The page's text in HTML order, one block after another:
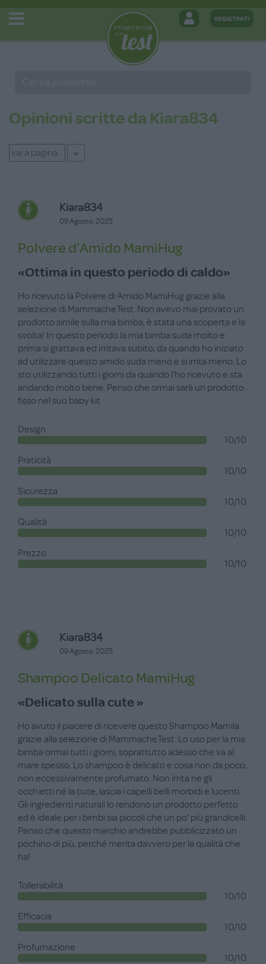
Opinioni scritte da Kiara834
Kiara834
09 Agosto, 2025
Polvere d’Amido MamiHug
«Ottima in questo periodo di caldo»
Ho ricevuto la Polvere di Amido MamiHug grazie alla
selezione di MammacheTest. Non avevo mai provato un
prodotto simile sulla mia bimba, è stata una scoperta e la
svolta! In questo periodo la mia bimba suda molto e
prima si grattava ed irritava subito, da quando ho iniziato
ad utilizzare questo amido suda meno e si irrita meno. Lo
sto utilizzando tutti i giorni da quando l'ho ricevuto e sta
andando molto bene. Penso che ormai sarà un prodotto
fisso nel suo baby kit
Design
10/10
Praticità
10/10
Sicurezza
10/10
Qualità
10/10
Prezzo
10/10
Kiara834
09 Agosto, 2025
Shampoo Delicato MamiHug
«Delicato sulla cute »
Ho avuto il piacere di ricevere questo Shampoo Mamila
grazie alla selezione di MammacheTest. Lo uso per la mia
bimba ormai tutti i giorni, soprattutto adesso che va al
mare spesso. Lo shampoo è delicato e cosa non da poco,
non eccessivamente profumato. Non irrita ne gli
occhietti né la cute, lascia i capelli belli morbidi e lucenti.
Gli ingredienti naturali lo rendono un prodotto perfetto
ed è ideale per i bimbi sia piccoli che un po' più grandicelli.
Penso che questo marchio andrebbe pubblicizzato un
pochino di più, perché merita davvero per la qualità che
ha!
Tollerabilità
10/10
Efficacia
10/10
Profumazione
10/10